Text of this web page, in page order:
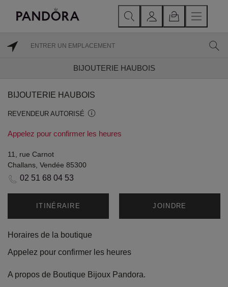
BIJOUTERIE HAUBOIS
BIJOUTERIE HAUBOIS
REVENDEUR AUTORISÉ
Appelez pour confirmer les heures
11, rue Carnot
Challans, Vendée 85300
02 51 68 04 53
ITINÉRAIRE JOINDRE
Horaires de la boutique
Appelez pour confirmer les heures
A propos de Boutique Bijoux Pandora.